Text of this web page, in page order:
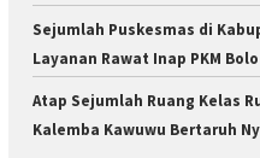
Sejumlah Puskesmas di
Layanan Rawat Inap PKM
Atap Sejumlah Ruang Kelas
Kalemba Kawuwu Bertaruh